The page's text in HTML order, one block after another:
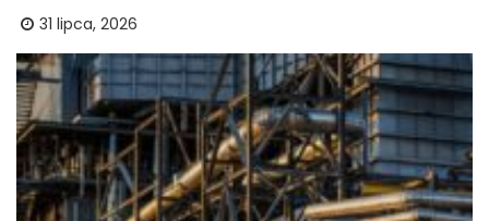
31 lipca, 2026